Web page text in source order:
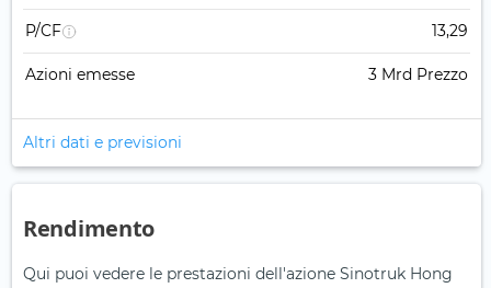
P/CF 13,29
Azioni emesse 3 Mrd Prezzo
Altri dati e previsioni
Rendimento
Qui puoi vedere le prestazioni dell'azione Sinotruk Hong